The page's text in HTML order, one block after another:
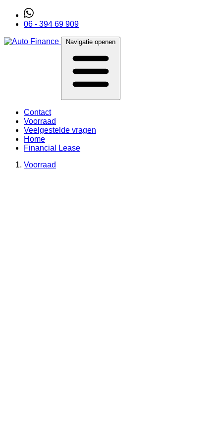
06 - 394 69 909
Navigatie openen
Contact
Voorraad
Veelgestelde vragen
Home
Financial Lease
Voorraad